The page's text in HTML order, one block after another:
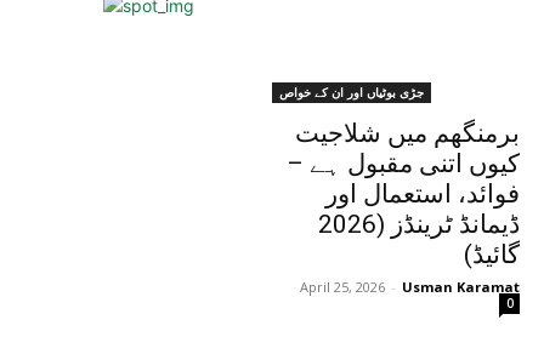
جڑی بوٹیاں اور ان کے خواص
برمنگھم میں شلاجیت
کیوں اتنی مقبول ہے –
فوائد، استعمال اور
ڈیمانڈ ٹرینڈز (2026
گائیڈ)
Usman Karamat
-
April 25, 2026
0